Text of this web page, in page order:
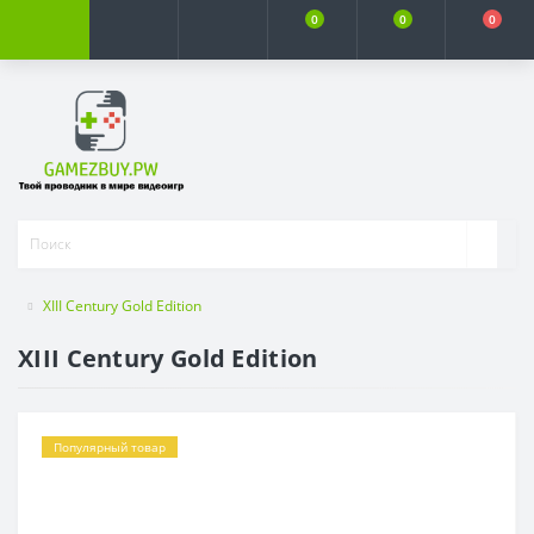
0 0 0
XIII Century Gold Edition
XIII Century Gold Edition
Популярный товар